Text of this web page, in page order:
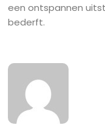
een ontspannen
bederft.